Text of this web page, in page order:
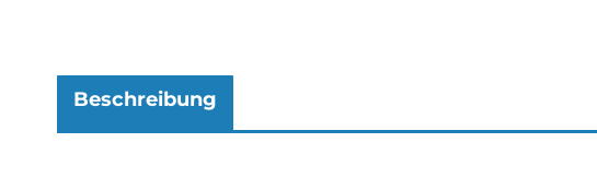
Beschreibung